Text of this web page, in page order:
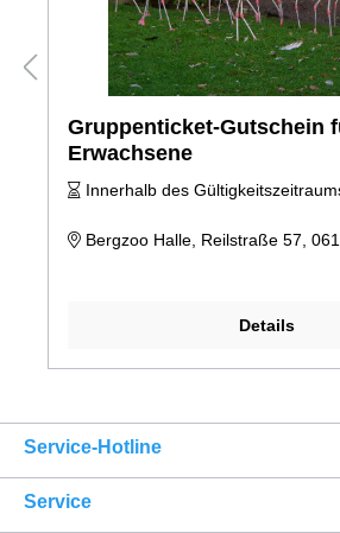
Gruppenticket-Gutschein
Erwachsene
Innerhalb des
Bergzoo Halle, Reilstraße 57,
Details
Service-Hotline
Service